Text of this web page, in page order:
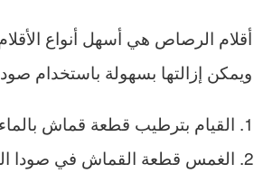
أقلام الرصاص هي أسهل أنواع
ويمكن إزالتها بسهولة باستخدام
القيام بترطيب قطعة قماش
الغمس قطعة القماش في صودا